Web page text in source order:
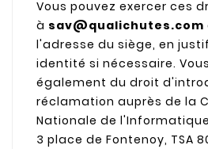
Vous pouvez exercer ces
à sav@qualichutes.com
l'adresse du siège, en
identité si nécessaire.
également du droit
réclamation auprès de la
Nationale de
3 place de Fontenoy, TSA